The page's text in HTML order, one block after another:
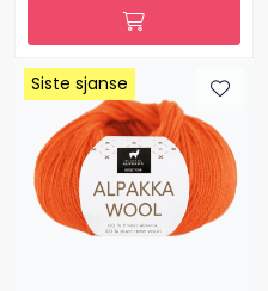
Siste sjanse
Siste sjanse
Siste sjanse
Siste sjanse